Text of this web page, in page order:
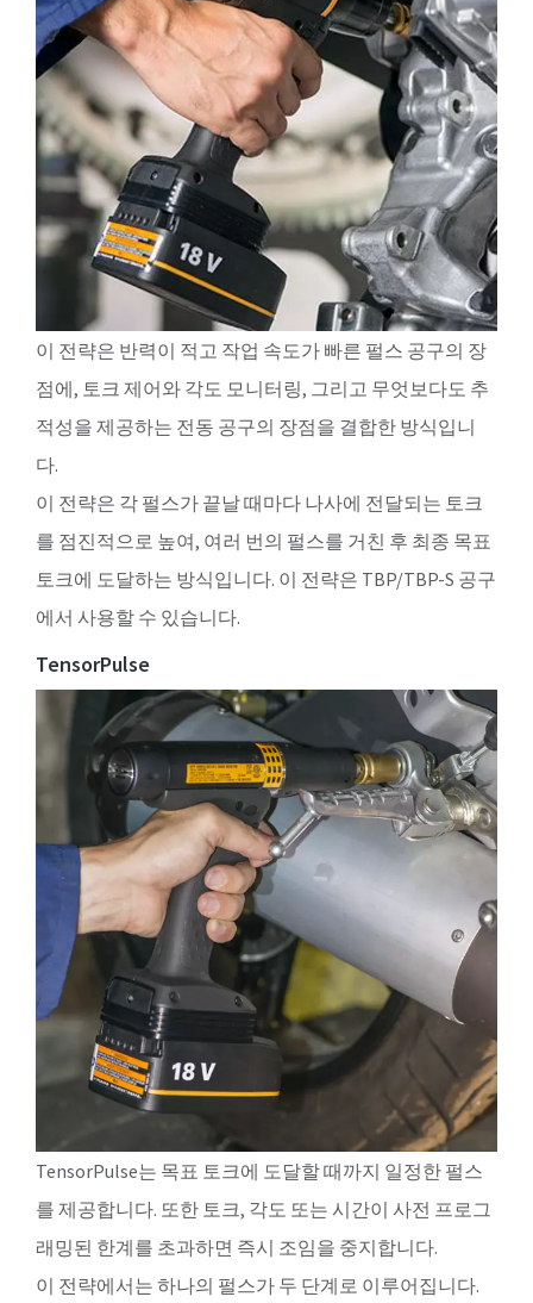
이 전략은 반력이 적고 작업 속도가 빠른 펄스 공구의 장
점에, 토크 제어와 각도 모니터링, 그리고 무엇보다도 추
적성을 제공하는 전동 공구의 장점을 결합한 방식입니
다.
이 전략은 각 펄스가 끝날 때마다 나사에 전달되는 토크
를 점진적으로 높여, 여러 번의 펄스를 거친 후 최종 목표
토크에 도달하는 방식입니다. 이 전략은 TBP/TBP-S 공구
에서 사용할 수 있습니다.
TensorPulse
TensorPulse는 목표 토크에 도달할 때까지 일정한 펄스
를 제공합니다. 또한 토크, 각도 또는 시간이 사전 프로그
래밍된 한계를 초과하면 즉시 조임을 중지합니다.
이 전략에서는 하나의 펄스가 두 단계로 이루어집니다.